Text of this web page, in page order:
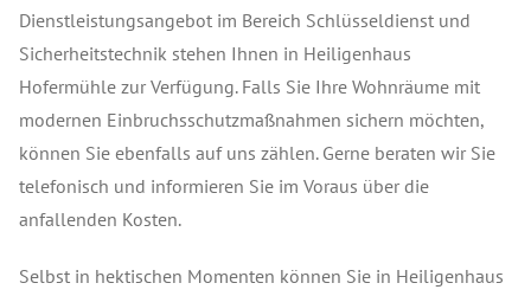
Dienstleistungsangebot im Bereich Schlüsseldienst und
Sicherheitstechnik stehen Ihnen in Heiligenhaus
Hofermühle zur Verfügung. Falls Sie Ihre Wohnräume mit
modernen Einbruchsschutzmaßnahmen sichern möchten,
können Sie ebenfalls auf uns zählen. Gerne beraten wir Sie
telefonisch und informieren Sie im Voraus über die
anfallenden Kosten.
Selbst in hektischen Momenten können Sie in Heiligenhaus